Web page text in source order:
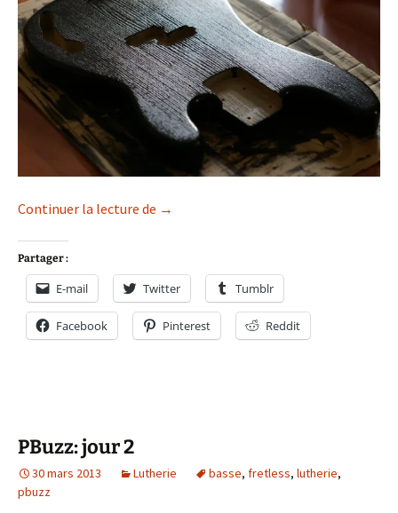
Continuer la lecture de PBuzz: jour 3
→
Partager :
E-mail Twitter Tumblr
Facebook Pinterest Reddit
PBuzz: jour 2
30 mars 2013 Lutherie basse, fretless, lutherie,
pbuzz